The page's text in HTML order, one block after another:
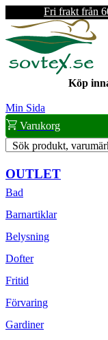
Fri frakt från
Köp
Min Sida
Varukorg
Sök produkt,
OUTLET
Bad
Barnartiklar
Belysning
Dofter
Fritid
Förvaring
Gardiner